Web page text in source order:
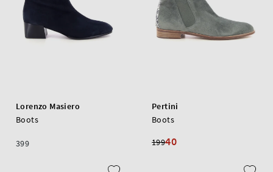
Lorenzo Masiero
Boots
399
Pertini
Boots
19940